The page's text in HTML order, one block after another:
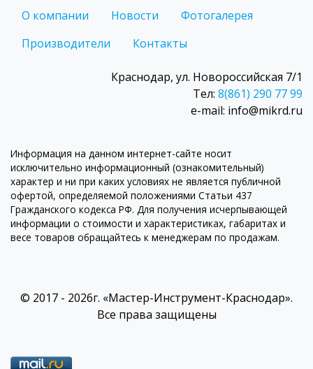
О компании Новости
Фотогалерея
Производители
Контакты
Краснодар, ул. Новороссийская 7/1
Тел: 8(861) 290 77 99
e-mail: info@mikrd.ru
Информация на данном интернет-сайте носит
исключительно информационный (ознакомительный)
характер и ни при каких условиях не является публичной
офертой, определяемой положениями Статьи 437
Гражданского кодекса РФ. Для получения исчерпывающей
информации о стоимости и характеристиках, габаритах и
весе товаров обращайтесь к менеджерам по продажам.
© 2017 - 2026г. «Мастер-Инструмент-Краснодар».
Все права защищены